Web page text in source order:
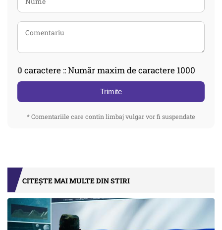
0 caractere :: Număr maxim de caractere 1000
Trimite
* Comentariile care contin limbaj vulgar vor fi suspendate
CITEȘTE MAI MULTE DIN STIRI